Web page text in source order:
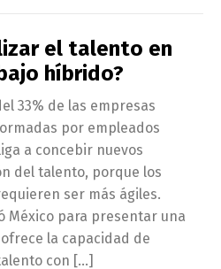
el talento en
híbrido?
33% de las empresas
por empleados
a concebir nuevos
del talento, porque los
ser más ágiles.
México para presentar una
la capacidad de
con […]